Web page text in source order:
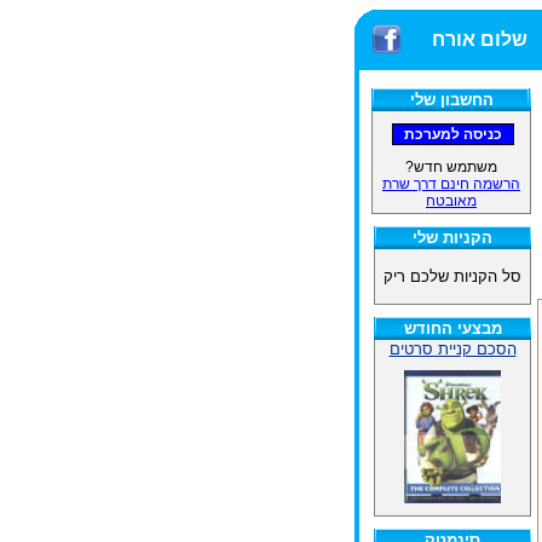
שלום אורח
החשבון שלי
משתמש חדש?
הרשמה חינם דרך שרת
מאובטח
הקניות שלי
סל הקניות שלכם ריק
מבצעי החודש
הסכם קניית סרטים